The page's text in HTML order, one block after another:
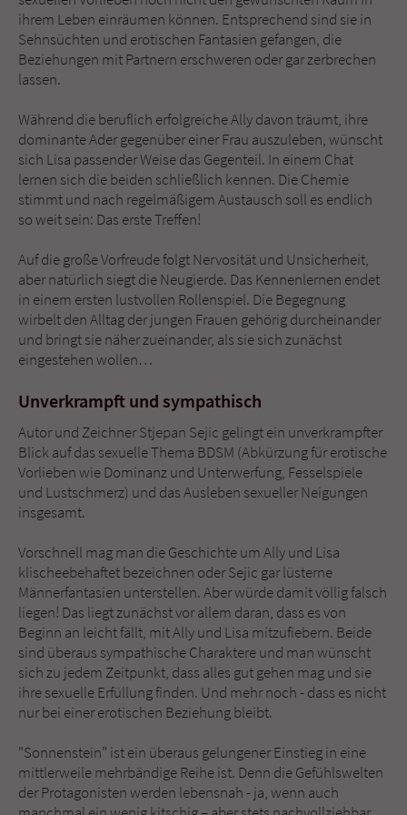
ihrem Leben einräumen können. Entsprechend sind sie in
Sehnsüchten und erotischen Fantasien gefangen, die
Beziehungen mit Partnern erschweren oder gar zerbrechen
lassen.
Während die beruflich erfolgreiche Ally davon träumt, ihre
dominante Ader gegenüber einer Frau auszuleben, wünscht
sich Lisa passender Weise das Gegenteil. In einem Chat
lernen sich die beiden schließlich kennen. Die Chemie
stimmt und nach regelmäßigem Austausch soll es endlich
so weit sein: Das erste Treffen!
Auf die große Vorfreude folgt Nervosität und Unsicherheit,
aber natürlich siegt die Neugierde. Das Kennenlernen endet
in einem ersten lustvollen Rollenspiel. Die Begegnung
wirbelt den Alltag der jungen Frauen gehörig durcheinander
und bringt sie näher zueinander, als sie sich zunächst
eingestehen wollen…
Unverkrampft und sympathisch
Autor und Zeichner Stjepan Sejic gelingt ein unverkrampfter
Blick auf das sexuelle Thema BDSM (Abkürzung für erotische
Vorlieben wie Dominanz und Unterwerfung, Fesselspiele
und Lustschmerz) und das Ausleben sexueller Neigungen
insgesamt.
Vorschnell mag man die Geschichte um Ally und Lisa
klischeebehaftet bezeichnen oder Sejic gar lüsterne
Männerfantasien unterstellen. Aber würde damit völlig falsch
liegen! Das liegt zunächst vor allem daran, dass es von
Beginn an leicht fällt, mit Ally und Lisa mitzufiebern. Beide
sind überaus sympathische Charaktere und man wünscht
sich zu jedem Zeitpunkt, dass alles gut gehen mag und sie
ihre sexuelle Erfüllung finden. Und mehr noch - dass es nicht
nur bei einer erotischen Beziehung bleibt.
"Sonnenstein" ist ein überaus gelungener Einstieg in eine
mittlerweile mehrbändige Reihe ist. Denn die Gefühlswelten
der Protagonisten werden lebensnah - ja, wenn auch
Sicherheitscode des Kontaktformulars zu
überprüfen.